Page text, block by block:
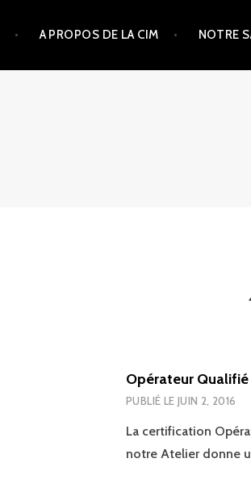
A PROPOS DE LA CIM NOTRE
Opérateur Qualifié
PUBLIÉ LE JUIN 2, 2016
La certification
notre Atelier donne